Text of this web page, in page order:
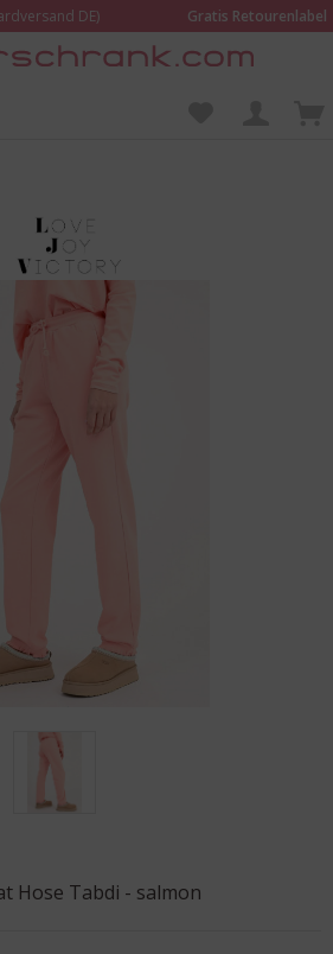
DE)
Gratis Retourenlabel
in Kempen anprobieren und beraten lassen
Hose Tabdi - salmon